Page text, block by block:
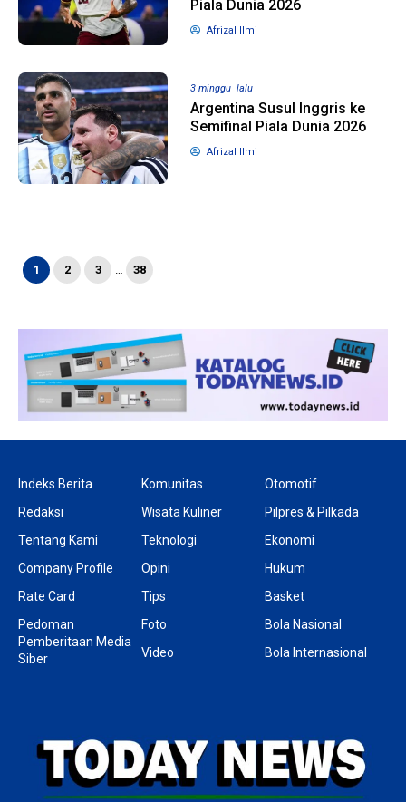
Piala Dunia 2026
Afrizal Ilmi
3 minggu lalu
Argentina Susul Inggris ke
Semifinal Piala Dunia 2026
Afrizal Ilmi
1 2 3 … 38
Indeks Berita
Redaksi
Tentang Kami
Company Profile
Rate Card
Pedoman
Pemberitaan Media
Siber
Komunitas
Wisata Kuliner
Teknologi
Opini
Tips
Foto
Video
Otomotif
Pilpres & Pilkada
Ekonomi
Hukum
Basket
Bola Nasional
Bola Internasional